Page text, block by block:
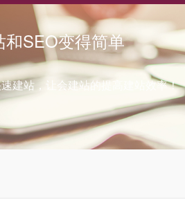
和SEO变得简单
建站，让会建站的提高建站效率！